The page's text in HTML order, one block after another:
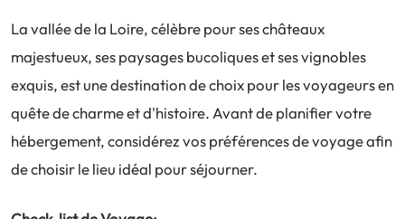
La vallée de la Loire, célèbre pour ses châteaux
majestueux, ses paysages bucoliques et ses vignobles
exquis, est une destination de choix pour les voyageurs en
quête de charme et d'histoire. Avant de planifier votre
hébergement, considérez vos préférences de voyage afin
de choisir le lieu idéal pour séjourner.